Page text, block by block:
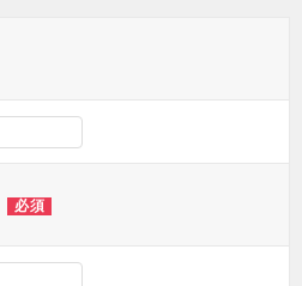
必須